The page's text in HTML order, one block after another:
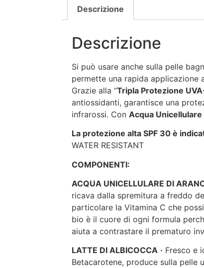
Descrizione
Descrizione
Si può usare anche sulla pelle
permette una rapida applicazione
Grazie alla “Tripla Protezione
antiossidanti, garantisce una
infrarossi. Con Acqua
La protezione alta SPF 30 è
WATER RESISTANT
COMPONENTI:
ACQUA UNICELLULARE DI
ricava dalla spremitura a freddo
particolare la Vitamina C che
bio è il cuore di ogni formula
aiuta a contrastare il prematuro
LATTE DI ALBICOCCA · Fresco e
Betacarotene, produce sulla pelle